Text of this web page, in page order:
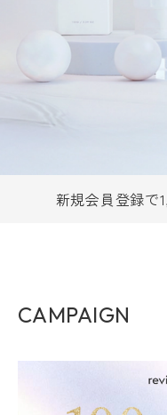
新規会員登録で
CAMPAIGN